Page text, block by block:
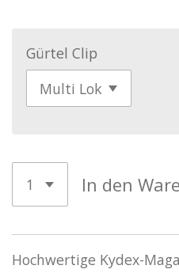
Gürtel Clip
In den
Hochwertige Kydex-